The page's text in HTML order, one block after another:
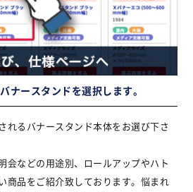
ナースタンドを選択します。
れるバナースタンド本体をお選び下さ
会などの用途別、ロールアップやハト
商品をご紹介致しております。悩まれ